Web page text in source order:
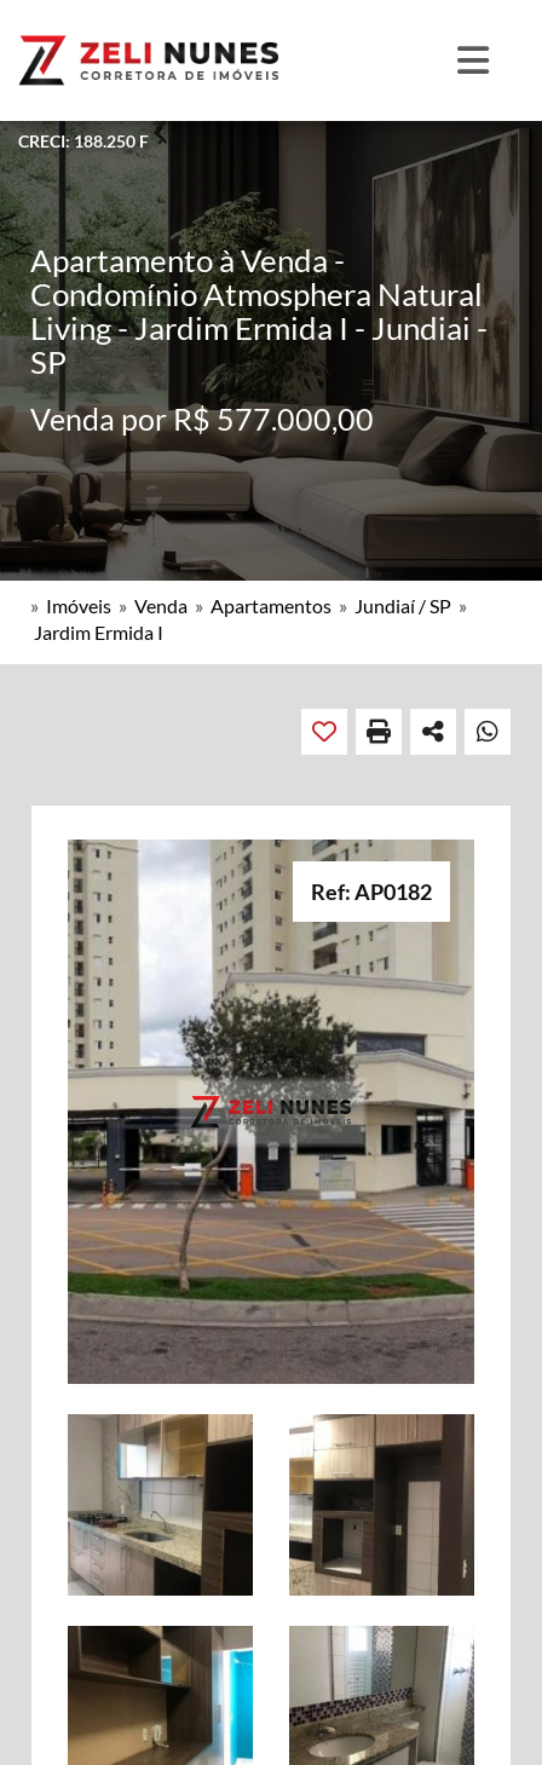
CRECI: 188.250 F
Apartamento à Venda -
Condomínio Atmosphera Natural
Living - Jardim Ermida I - Jundiai -
SP
Venda por R$ 577.000,00
» Imóveis » Venda » Apartamentos » Jundiaí / SP »
Jardim Ermida I
Ref: AP0182